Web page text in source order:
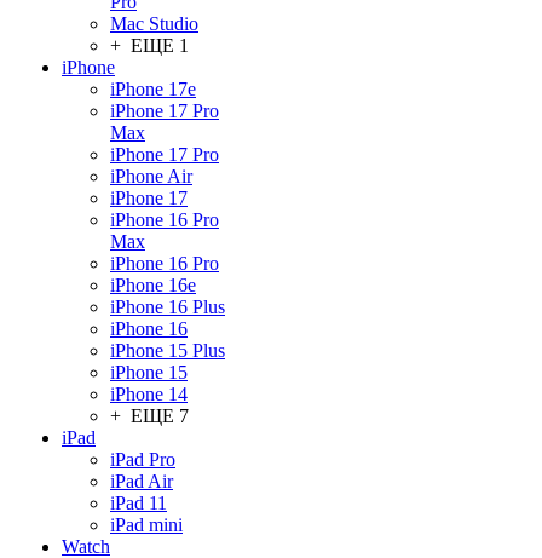
Mac Studio
+ ЕЩЕ 1
iPhone
iPhone 17e
iPhone 17 Pro
Max
iPhone 17 Pro
iPhone Air
iPhone 17
iPhone 16 Pro
Max
iPhone 16 Pro
iPhone 16e
iPhone 16 Plus
iPhone 16
iPhone 15 Plus
iPhone 15
iPhone 14
+ ЕЩЕ 7
iPad
iPad Pro
iPad Air
iPad 11
iPad mini
Watch